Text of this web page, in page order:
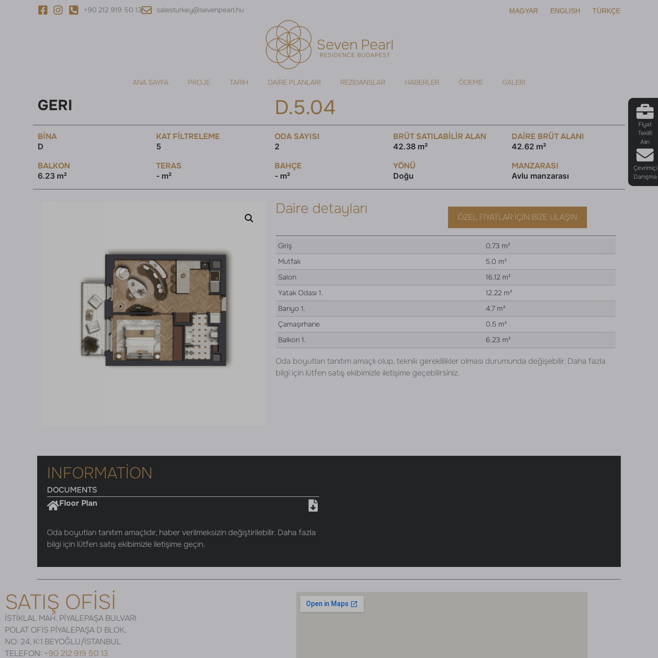
+90 212 919 50 13 salesturkey@sevenpearl.hu MAGYAR ENGLISH TÜRKÇE
ANA SAYFA PROJE TARIH DAIRE PLANLARI REZIDANSLAR HABERLER ÖDEME GALERI
Fiyat
Teklifi
Alın
Çevrimiçi
Danışma
GERI D.5.04
BINA
D
KAT FILTRELEME
5
ODA SAYISI
2
BRÜT SATILABILIR ALAN
42.38 m²
DAİRE BRÜT ALANI
42.62 m²
BALKON
6.23 m²
TERAS
- m²
BAHÇE
- m²
YÖNÜ
Doğu
MANZARASI
Avlu manzarası
Daire detayları ÖZEL FIYATLAR İÇIN BIZE ULAŞIN
Giriş
0.73 m²
Mutfak
5.0 m²
Salon
16.12 m²
Yatak Odası 1.
12.22 m²
Banyo 1.
4.7 m²
Çamaşırhane
0.5 m²
Balkon 1.
6.23 m²
Oda boyutları tanıtım amaçlı olup, teknik gereklilikler olması durumunda değişebilir. Daha fazla
bilgi için lütfen satış ekibimizle iletişime geçebilirsiniz.
INFORMATION
DOCUMENTS
Floor Plan
Oda boyutları tanıtım amaçlıdır, haber verilmeksizin değiştirilebilir. Daha fazla
bilgi için lütfen satış ekibimizle iletişime geçin.
SATIŞ OFİSİ
İSTİKLAL MAH. PİYALEPAŞA BULVARI
POLAT OFİS PİYALEPAŞA D BLOK,
NO: 24, K:1 BEYOĞLU/İSTANBUL
TELEFON: +90 212 919 50 13